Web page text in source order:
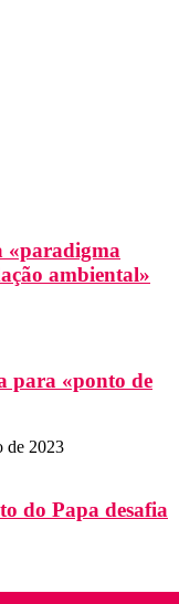
«paradigma
ambiental»
para «ponto de
de 2023
do Papa desafia